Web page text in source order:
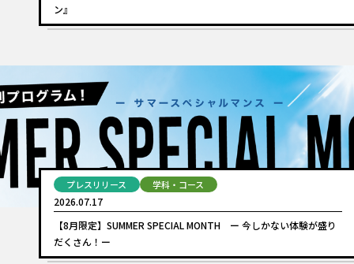
ン』
プレスリリース 学科・コース
2026.07.17
【8月限定】SUMMER SPECIAL MONTH ー 今しかない体験が盛り
だくさん！ー